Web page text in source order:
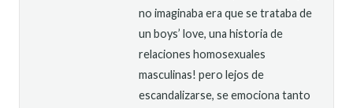
no imaginaba era que se trataba de
un boys’ love, una historia de
relaciones homosexuales
masculinas! pero lejos de
escandalizarse, se emociona tanto